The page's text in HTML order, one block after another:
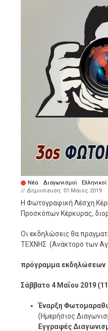
Νέα · Διαγωνισμοί · Ελληνικοί
// Δημοσίευση: 01 Μάιος 2019
Η Φωτογραφική Λέσχη
Προσκόπων Κέρκυρας,
Οι εκδηλώσεις θα
ΤΕΧΝΗΣ (Ανάκτορο των
πρόγραμμα εκδηλώσεων
Σάββατο 4 Μαΐου 2019
Έναρξη
(Ημερήσιος
Εγγραφές